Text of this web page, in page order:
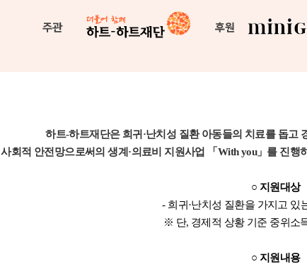
하트-하트재단은 희귀·난치성 질환 아동들의 치료를 돕고
사회적 안전망으로써의 생계·의료비 지원사업 「With you」를 진
○ 지원대상
- 희귀·난치성 질환을 가지고 있
※ 단, 경제적 상황 기준 중위소
○ 지원내용